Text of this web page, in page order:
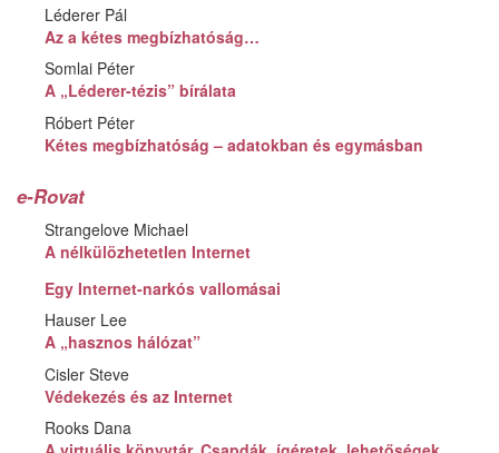
Léderer Pál
Az a kétes megbízhatóság…
Somlai Péter
A „Léderer-tézis” bírálata
Róbert Péter
Kétes megbízhatóság – adatokban és egymásban
e-Rovat
Strangelove Michael
A nélkülözhetetlen Internet
Egy Internet-narkós vallomásai
Hauser Lee
A „hasznos hálózat”
Cisler Steve
Védekezés és az Internet
Rooks Dana